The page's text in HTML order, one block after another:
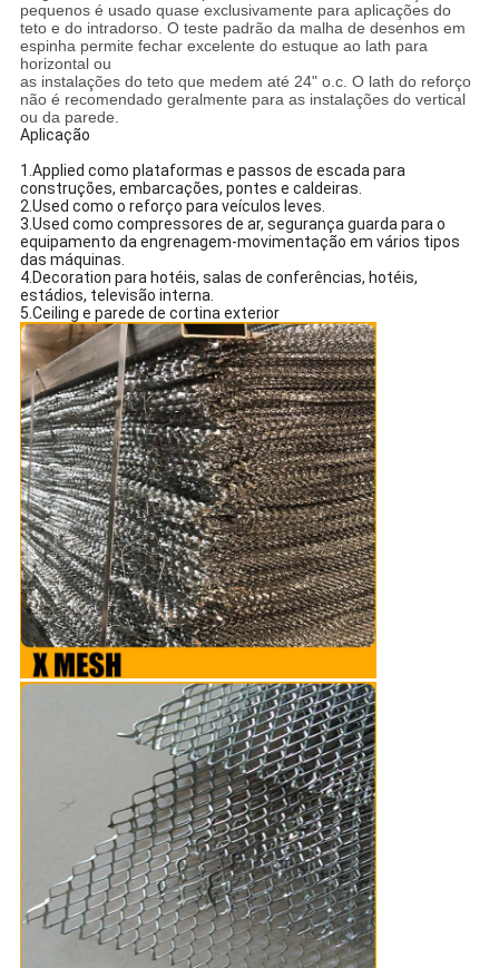
pequenos é usado quase exclusivamente para aplicações do
teto e do intradorso. O teste padrão da malha de desenhos em
espinha permite fechar excelente do estuque ao lath para
horizontal ou
as instalações do teto que medem até 24" o.c. O lath do reforço
não é recomendado geralmente para as instalações do vertical
ou da parede.
Aplicação
1.Applied como plataformas e passos de escada para
construções, embarcações, pontes e caldeiras.
2.Used como o reforço para veículos leves.
3.Used como compressores de ar, segurança guarda para o
equipamento da engrenagem-movimentação em vários tipos
das máquinas.
4.Decoration para hotéis, salas de conferências, hotéis,
estádios, televisão interna.
5.Ceiling e parede de cortina exterior